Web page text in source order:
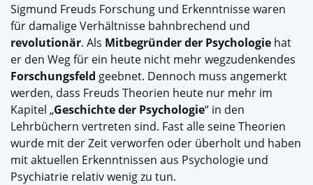
Sigmund Freuds Forschung und Erkenntnisse waren
für damalige Verhältnisse bahnbrechend und
revolutionär. Als Mitbegründer der Psychologie hat
er den Weg für ein heute nicht mehr wegzudenkendes
Forschungsfeld geebnet. Dennoch muss angemerkt
werden, dass Freuds Theorien heute nur mehr im
Kapitel „Geschichte der Psychologie“ in den
Lehrbüchern vertreten sind. Fast alle seine Theorien
wurde mit der Zeit verworfen oder überholt und haben
mit aktuellen Erkenntnissen aus Psychologie und
Psychiatrie relativ wenig zu tun.